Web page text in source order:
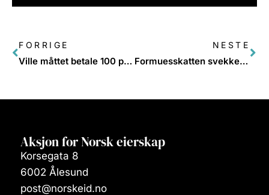
FORRIGE
Ville måttet betale 100 prosent av inntekten i skatt
NESTE
Formuesskatten svekker lokalt eierskap – og med det fellesskapet
Aksjon for Norsk eierskap
Korsegata 8
6002 Ålesund
post@norskeid.no